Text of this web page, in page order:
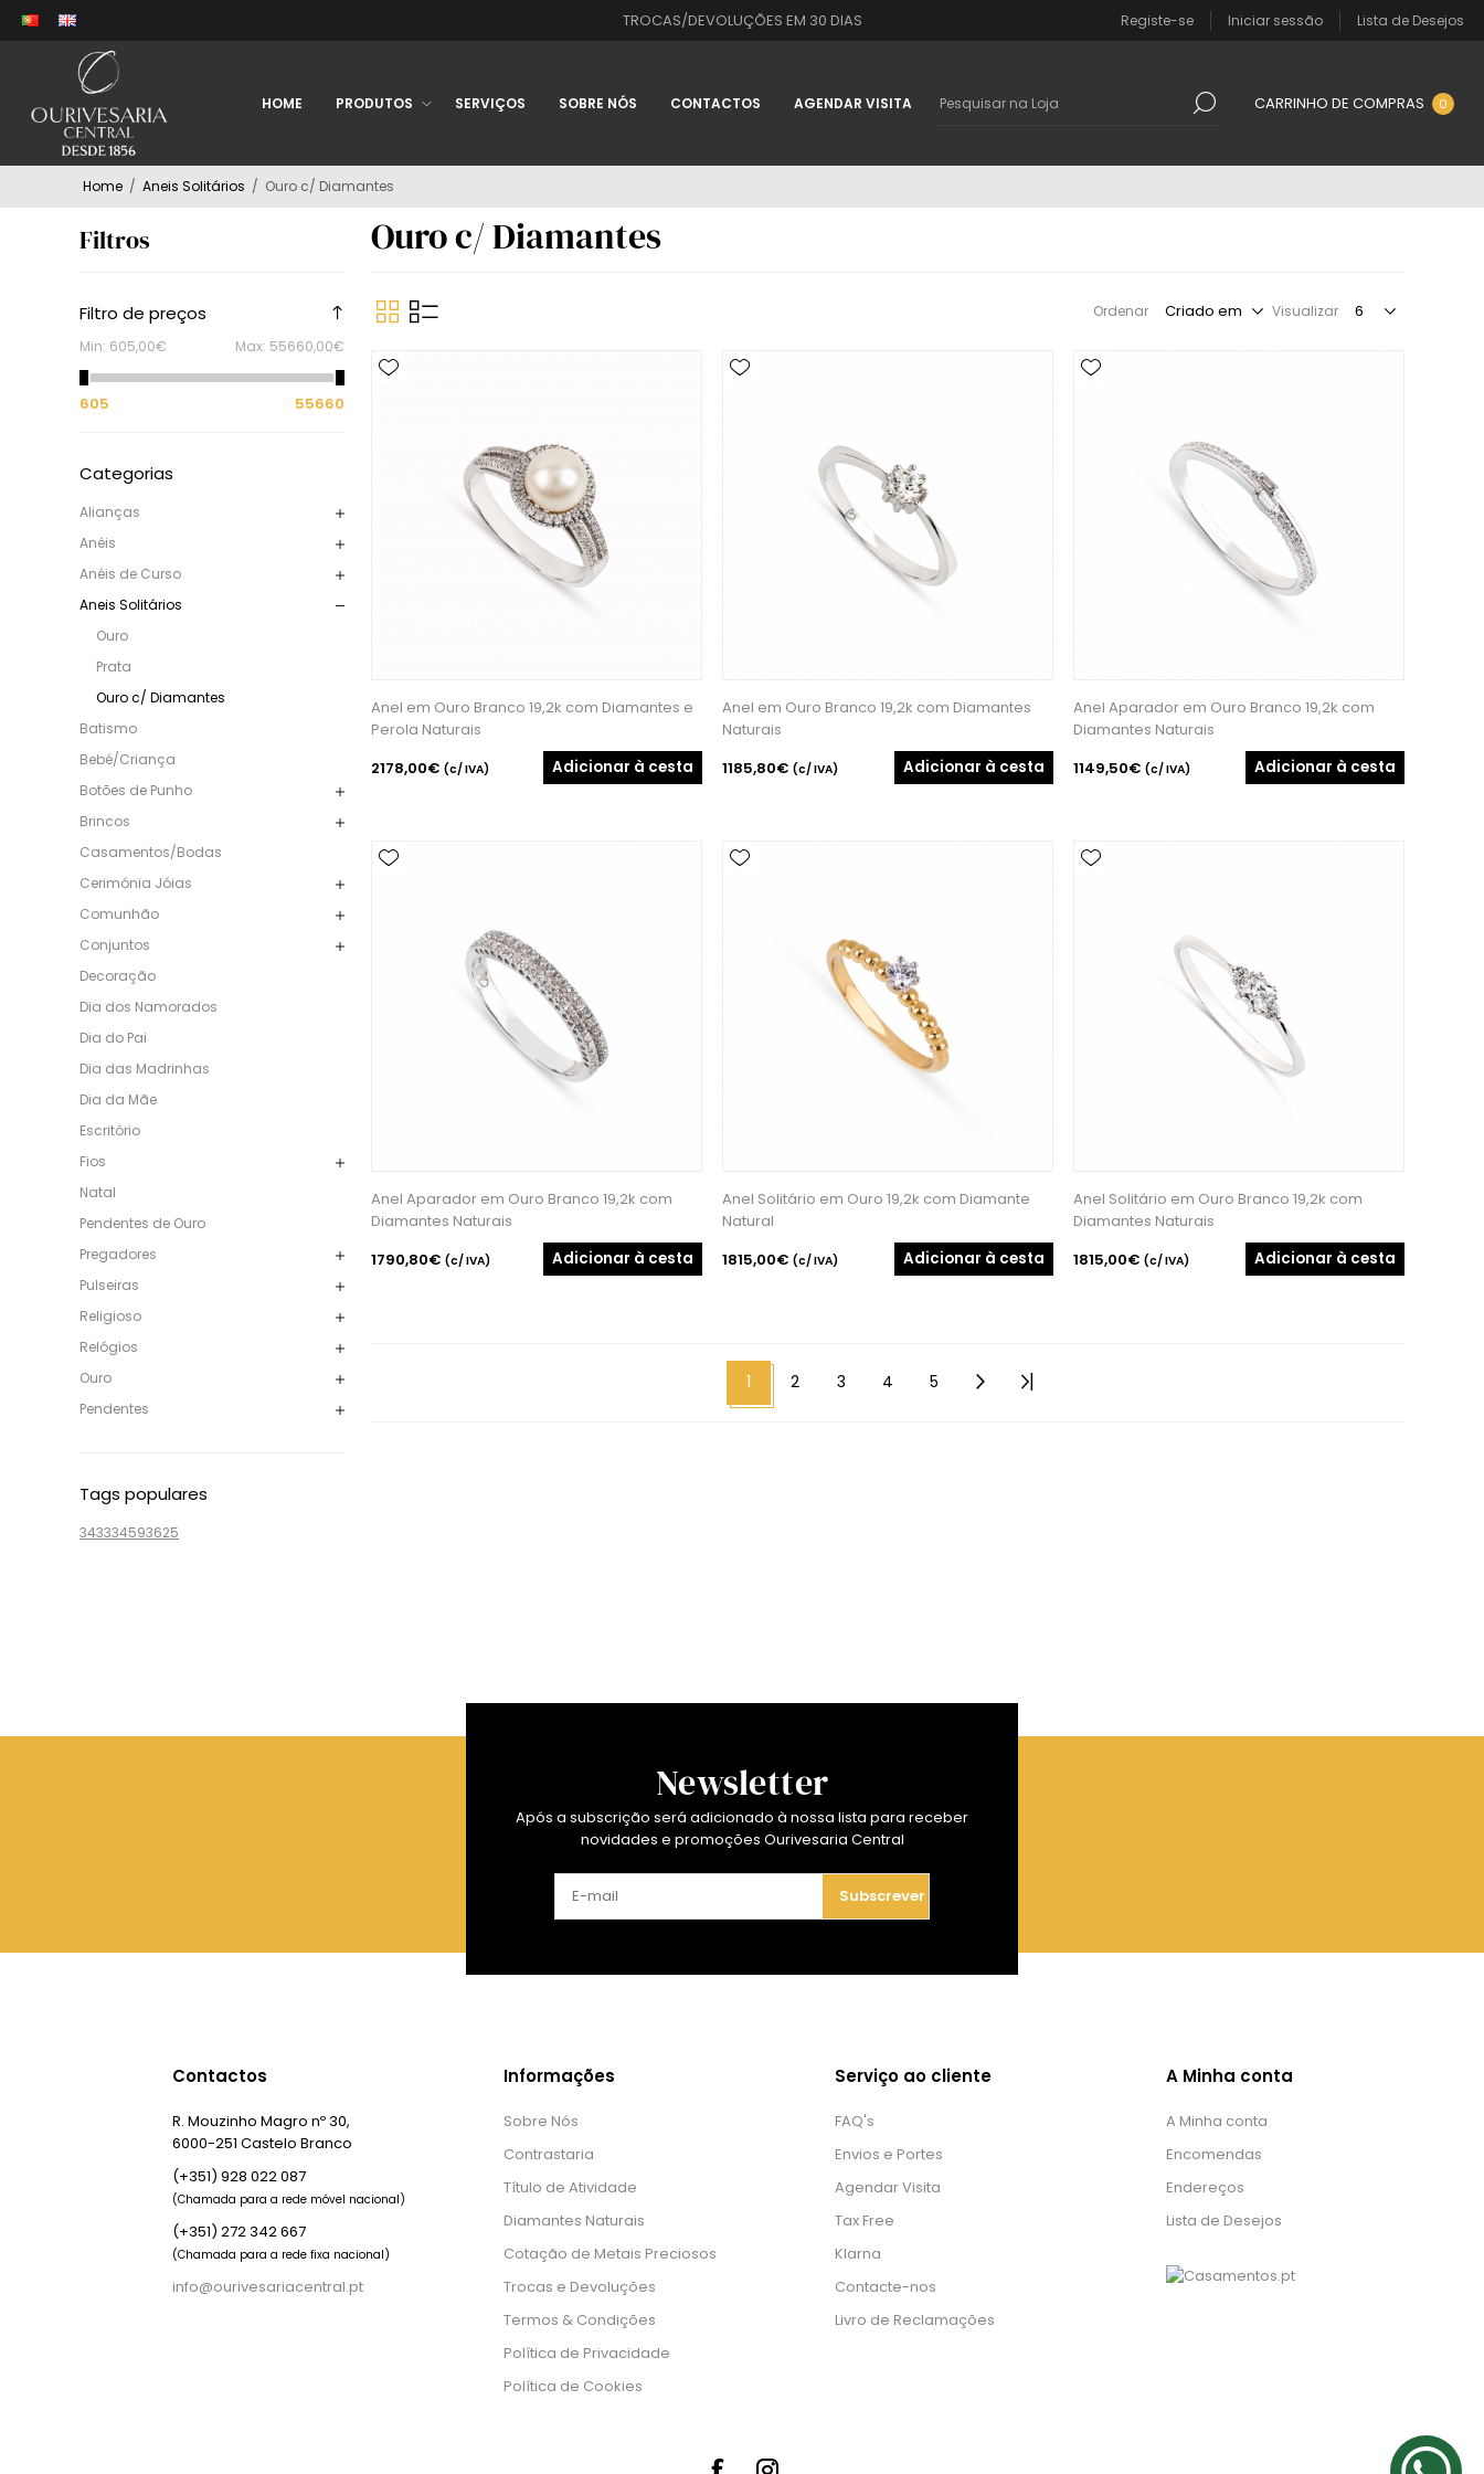
TROCAS/DEVOLUÇÕES EM 30 DIAS Registe-se Iniciar sessão Lista de Desejos
HOME PRODUTOS SERVIÇOS SOBRE NÓS CONTACTOS AGENDAR VISITA CARRINHO DE COMPRAS 0
Home / Aneis Solitários / Ouro c/ Diamantes
Filtros
Filtro de preços
Min: 605,00€ Max: 55660,00€
605 55660
Categorias
Alianças
Anéis
Anéis de Curso
Aneis Solitários
Ouro
Prata
Ouro c/ Diamantes
Batismo
Bebé/Criança
Botões de Punho
Brincos
Casamentos/Bodas
Cerimónia Jóias
Comunhão
Conjuntos
Decoração
Dia dos Namorados
Dia do Pai
Dia das Madrinhas
Dia da Mãe
Escritório
Fios
Natal
Pendentes de Ouro
Pregadores
Pulseiras
Religioso
Relógios
Ouro
Pendentes
Tags populares
343334593625
Ouro c/ Diamantes
Ordenar Visualizar
Anel em Ouro Branco 19,2k com Diamantes e
Perola Naturais
2178,00€ (c/ IVA) Adicionar à cesta
Anel em Ouro Branco 19,2k com Diamantes
Naturais
1185,80€(c/ IVA) Adicionar à cesta
Anel Aparador em Ouro Branco 19,2k com
Diamantes Naturais
1149,50€(c/ IVA) Adicionar à cesta
Anel Aparador em Ouro Branco 19,2k com
Diamantes Naturais
1790,80€ (c/ IVA) Adicionar à cesta
Anel Solitário em Ouro 19,2k com Diamante
Natural
1815,00€(c/ IVA) Adicionar à cesta
Anel Solitário em Ouro Branco 19,2k com
Diamantes Naturais
1815,00€(c/ IVA) Adicionar à cesta
1 2 3 4 5
Newsletter
Após a subscrição será adicionado à nossa lista para receber
novidades e promoções Ourivesaria Central
Subscrever
Contactos
R. Mouzinho Magro nº 30,
6000-251 Castelo Branco
(+351) 928 022 087
(Chamada para a rede móvel nacional)
(+351) 272 342 667
(Chamada para a rede fixa nacional)
info@ourivesariacentral.pt
Informações
Sobre Nós
Contrastaria
Título de Atividade
Diamantes Naturais
Cotação de Metais Preciosos
Trocas e Devoluções
Termos & Condições
Política de Privacidade
Política de Cookies
Serviço ao cliente
FAQ's
Envios e Portes
Agendar Visita
Tax Free
Klarna
Contacte-nos
Livro de Reclamações
A Minha conta
A Minha conta
Encomendas
Endereços
Lista de Desejos